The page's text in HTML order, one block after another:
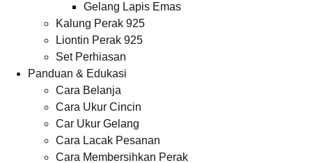
Gelang Lapis Emas
Kalung Perak 925
Liontin Perak 925
Set Perhiasan
Panduan & Edukasi
Cara Belanja
Cara Ukur Cincin
Car Ukur Gelang
Cara Lacak Pesanan
Cara Membersihkan Perak